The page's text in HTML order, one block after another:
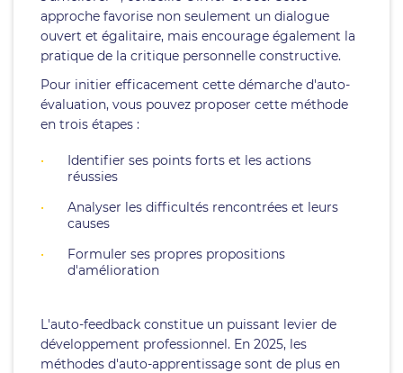
approche favorise non seulement un dialogue
ouvert et égalitaire, mais encourage également la
pratique de la critique personnelle constructive.
Pour initier efficacement cette démarche d'auto-
évaluation, vous pouvez proposer cette méthode
en trois étapes :
Identifier ses points forts et les actions
réussies
Analyser les difficultés rencontrées et leurs
causes
Formuler ses propres propositions
d'amélioration
L'auto-feedback constitue un puissant levier de
développement professionnel. En 2025, les
méthodes d'auto-apprentissage sont de plus en